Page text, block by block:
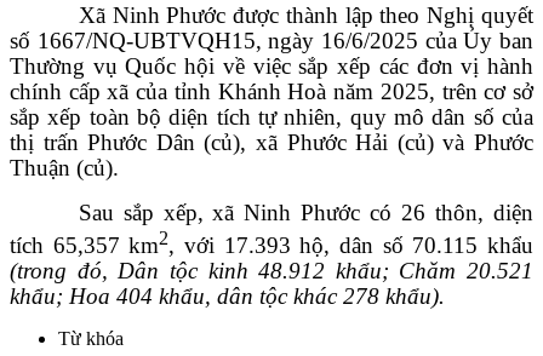
Xã Ninh Phước được thành lập theo Nghị quyết
số 1667/NQ-UBTVQH15, ngày 16/6/2025 của Ủy ban
Thường vụ Quốc hội về việc sắp xếp các đơn vị hành
chính cấp xã của tỉnh Khánh Hoà năm 2025, trên cơ sở
sắp xếp toàn bộ diện tích tự nhiên, quy mô dân số của
thị trấn Phước Dân (củ), xã Phước Hải (củ) và Phước
Thuận (củ).
Sau sắp xếp, xã Ninh Phước có 26 thôn, diện
tích 65,357 km2, với 17.393 hộ, dân số 70.115 khẩu
(trong đó, Dân tộc kinh 48.912 khẩu; Chăm 20.521
khẩu; Hoa 404 khẩu, dân tộc khác 278 khẩu).
Từ khóa